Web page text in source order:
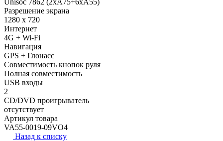
Разрешение экрана
1280 x 720
Интернет
4G + Wi-Fi
Навигация
GPS + Глонасс
Совместимость кнопок руля
Полная совместимость
USB входы
2
CD/DVD проигрыватель
отсутствует
Артикул товара
VA55-0019-09VO4
Назад к списку